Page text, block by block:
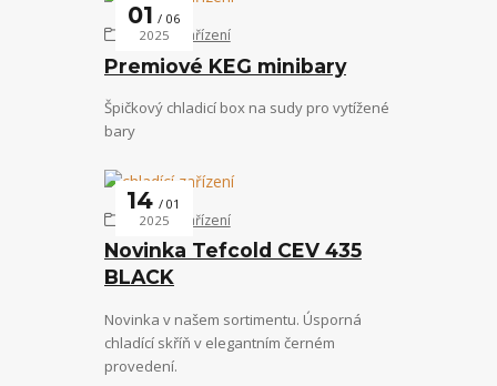
Premiové KEG minibary
01
06
2025
chladící zařízení
Špičkový chladicí box na sudy pro vytížené
bary
Novinka Tefcold CEV 435
BLACK
14
01
2025
chladící zařízení
Novinka v našem sortimentu. Úsporná
chladící skříň v elegantním černém
provedení.